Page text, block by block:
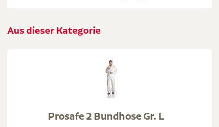
Aus dieser Kategorie
Prosafe 2 Bundhose Gr. L